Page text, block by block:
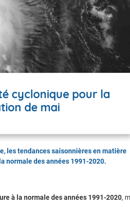
cyclonique pour la
de mai
les tendances saisonnières en matière
normale des années 1991-2020.
à la normale des années 1991-2020,
Prévision mensuelle du 24 juillet 2026
BULLETIN DES TENDANCES MENSUELLES
24 JUILLET 2026. CES TENDANCES SONT
GUADELOUPE ET LES ÎLES DU NORD, SAINT-
SAINT-BARTHÉLEMY.